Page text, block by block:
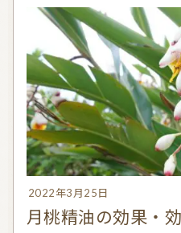
2022年3月25日
月桃精油の効果・